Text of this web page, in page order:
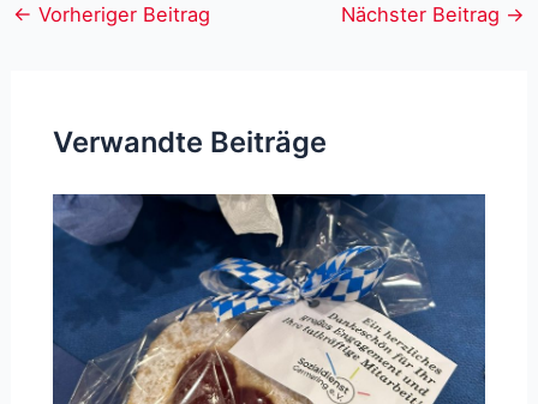
Post
← Vorheriger Beitrag Nächster Beitrag →
Verwandte Beiträge